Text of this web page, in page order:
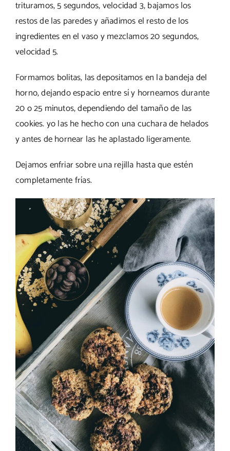
trituramos, 5 segundos, velocidad 3, bajamos los
restos de las paredes y añadimos el resto de los
ingredientes en el vaso y mezclamos 20 segundos,
velocidad 5.
Formamos bolitas, las depositamos en la bandeja del
horno, dejando espacio entre sí y horneamos durante
20 o 25 minutos, dependiendo del tamaño de las
cookies. yo las he hecho con una cuchara de helados
y antes de hornear las he aplastado ligeramente.
Dejamos enfriar sobre una rejilla hasta que estén
completamente frías.